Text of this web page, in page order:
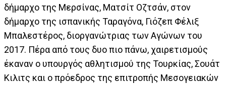
δήμαρχο της Μερσίνας, Ματσίτ Οζτσάν, στον
δήμαρχο της ισπανικής Ταραγόνα, Γιόζεπ Φέλιξ
Μπαλεστέρος, διοργανώτριας των Αγώνων του
2017. Πέρα από τους δυο πιο πάνω, χαιρετισμούς
έκαναν ο υπουργός αθλητισμού της Τουρκίας, Σουάτ
Κιλιτς και ο πρόεδρος της επιτροπής Μεσογειακών